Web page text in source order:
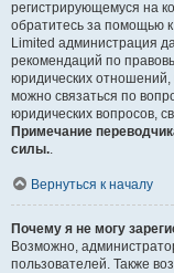
регистрирующемуся на
обратитесь за помощью
Limited администрация
рекомендаций по
юридических отношений,
можно связаться по
юридических вопросов,
Примечание
силы..
Вернуться к началу
Почему я не могу
Возможно,
пользователей. Также